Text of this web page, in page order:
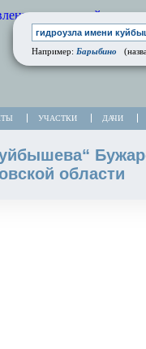
УЧАСТКИ ДАЧИ
Например: Барыбино
области